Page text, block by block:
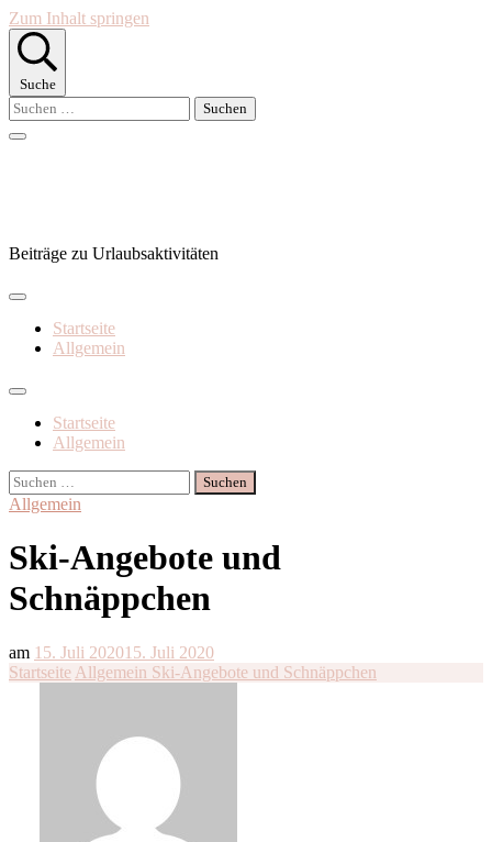
Zum Inhalt springen
Suche
Suchen
nach:
Beiträge zu Urlaubsaktivitäten
Startseite
Allgemein
Startseite
Allgemein
Suchen
nach:
Allgemein
Ski-Angebote und
Schnäppchen
am 15. Juli 202015. Juli 2020
Startseite Allgemein Ski-Angebote und Schnäppchen